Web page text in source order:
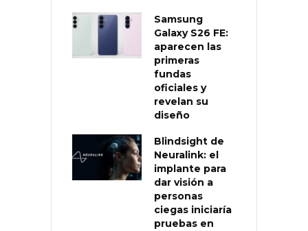
Samsung
Galaxy S26 FE:
aparecen las
primeras
fundas
oficiales y
revelan su
diseño
Blindsight de
Neuralink: el
implante para
dar visión a
personas
ciegas iniciaría
pruebas en